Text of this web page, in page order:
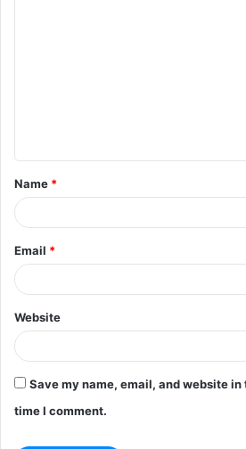
t
*
Name *
Email *
Website
Save my name, email, and website
time I comment.